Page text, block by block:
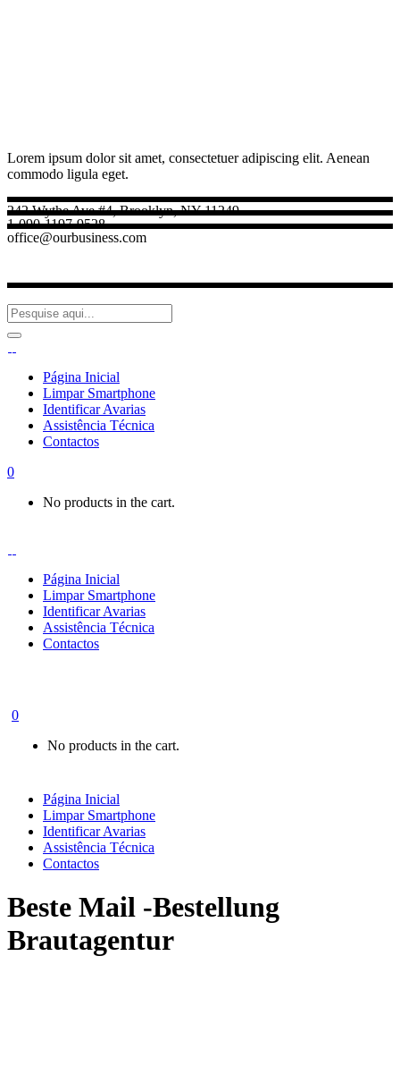
Lorem ipsum dolor sit amet, consectetuer adipiscing elit. Aenean
commodo ligula eget.
242 Wythe Ave #4, Brooklyn, NY 11249
1-090-1197-9528
office@ourbusiness.com
Página Inicial
Limpar Smartphone
Identificar Avarias
Assistência Técnica
Contactos
0
No products in the cart.
Página Inicial
Limpar Smartphone
Identificar Avarias
Assistência Técnica
Contactos
0
No products in the cart.
Página Inicial
Limpar Smartphone
Identificar Avarias
Assistência Técnica
Contactos
Beste Mail -Bestellung
Brautagentur